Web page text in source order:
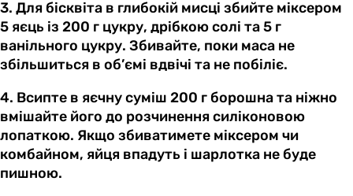
3. Для бісквіта в глибокій мисці збийте міксером
5 яєць із 200 г цукру, дрібкою солі та 5 г
ванільного цукру. Збивайте, поки маса не
збільшиться в об’ємі вдвічі та не побіліє.
4. Всипте в яєчну суміш 200 г борошна та ніжно
вмішайте його до розчинення силіконовою
лопаткою. Якщо збиватимете міксером чи
комбайном, яйця впадуть і шарлотка не буде
пишною.